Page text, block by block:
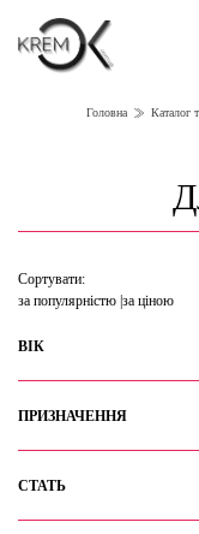
Головна Каталог
Сортувати:
за популярністю за ціною
ВІК
ПРИЗНАЧЕННЯ
СТАТЬ